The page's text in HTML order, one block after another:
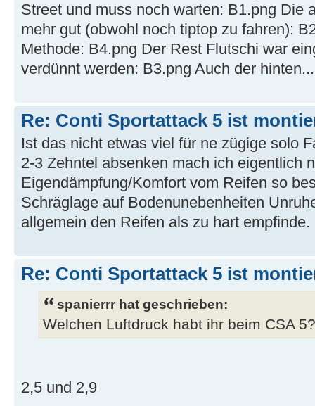
Street und muss noch warten: B1.png Die
mehr gut (obwohl noch tiptop zu fahren):
Methode: B4.png Der Rest Flutschi war
verdünnt werden: B3.png Auch der hinten...
Re: Conti Sportattack 5 ist
Ist das nicht etwas viel für ne zügige solo
2-3 Zehntel absenken mach ich eigentlich
Eigendämpfung/Komfort vom Reifen so
Schräglage auf Bodenunebenheiten
allgemein den Reifen als zu hart empfinde.
Re: Conti Sportattack 5 ist
spanierrr hat geschrieben:
Welchen Luftdruck habt ihr beim CSA 5?
2,5 und 2,9